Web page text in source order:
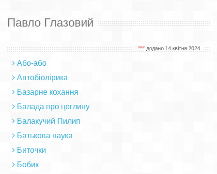
Павло Глазовий
new додано 14 квітня 2024
Або-або
Автобіолірика
Базарне кохання
Балада про цеглину
Балакучий Пилип
Батькова наука
Биточки
Бобик